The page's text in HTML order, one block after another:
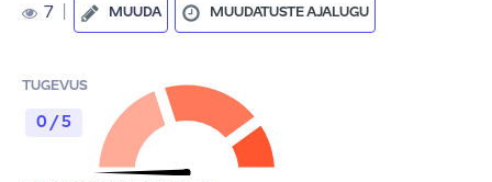
7 MUUDA MUUDATUSTE AJALUGU
TUGEVUS
0 / 5